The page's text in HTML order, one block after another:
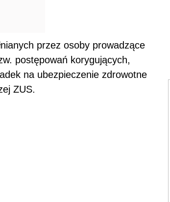
przez osoby prowadzące
postępowań korygujących,
na ubezpieczenie zdrowotne
ZUS.